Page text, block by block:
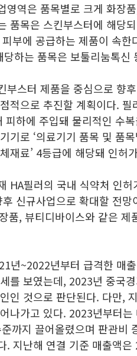
영역은 품목별로 크게 화장
품목은 스킨부스터에 해
부에 공급하는 제품이 속
하는 품목은 보툴리눔톡신
부스터 제품을 중심으로 향
적으로 추진할 계획이다.
피하에 주입돼 물리적인 수
기로 ‘의료기기 품목 및 품
재료’ 4등급에 해당돼 인
HA필러의 국내 식약처 인
신규사업으로 확대할 전
품, 뷰티디바이스와 같은
년~2022년부터 급격한 매
를 보였는데, 2023년 중국
인 것으로 판단된다. 다만,
나가고 있다. 2023년부터
까지 끌어올렸으며 판관비
. 지난해 연결 기준 매출액